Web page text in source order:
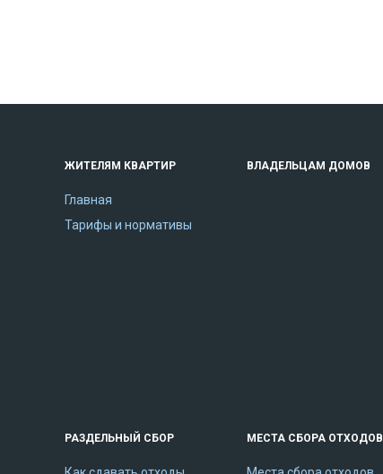
ЖИТЕЛЯМ КВАРТИР
Главная
Тарифы и нормативы
ВЛАДЕЛЬЦАМ ДОМОВ
РАЗДЕЛЬНЫЙ СБОР МЕСТА СБОРА ОТХОДОВ